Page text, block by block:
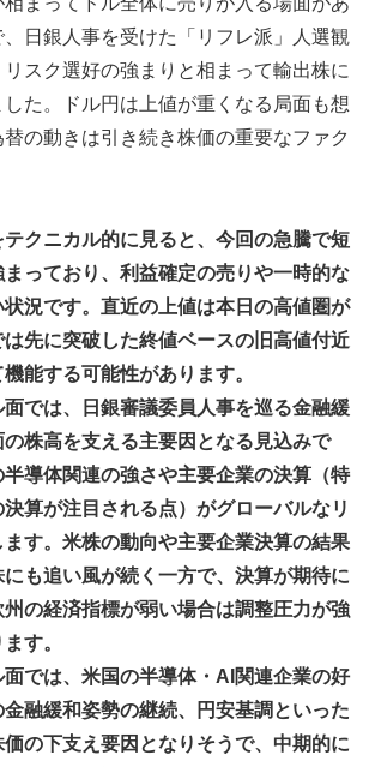
、日銀人事を受けた「リフレ派」人選観
スク選好の強まりと相まって輸出株に
た。ドル円は上値が重くなる局面も想
の動きは引き続き株価の重要なファク
クニカル的に見ると、今回の急騰で短
っており、利益確定の売りや一時的な
況です。直近の上値は本日の高値圏が
先に突破した終値ベースの旧高値付近
能する可能性があります。
では、日銀審議委員人事を巡る金融緩
株高を支える主要因となる見込みで
導体関連の強さや主要企業の決算（特
算が注目される点）がグローバルなリ
す。米株の動向や主要企業決算の結果
も追い風が続く一方で、決算が期待に
の経済指標が弱い場合は調整圧力が強
す。
では、米国の半導体・AI関連企業の好
融緩和姿勢の継続、円安基調といった
の下支え要因となりそうで、中期的に